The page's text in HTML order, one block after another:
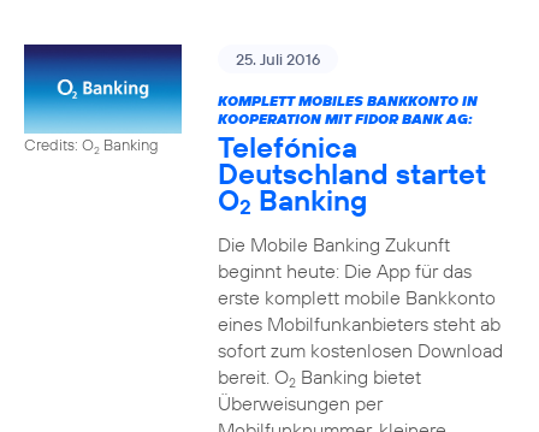
Credits: O2 Banking
25. Juli 2016
KOMPLETT MOBILES BANKKONTO IN
KOOPERATION MIT FIDOR BANK AG:
Telefónica
Deutschland startet
O2 Banking
Die Mobile Banking Zukunft
beginnt heute: Die App für das
erste komplett mobile Bankkonto
eines Mobilfunkanbieters steht ab
sofort zum kostenlosen Download
bereit. O2Banking bietet
Überweisungen per